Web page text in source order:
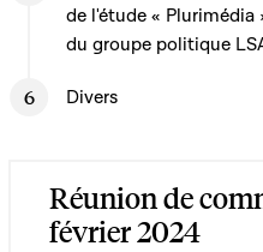
de l'étude « Plurimédia
du groupe politique
Divers
Réunion de
février 2024